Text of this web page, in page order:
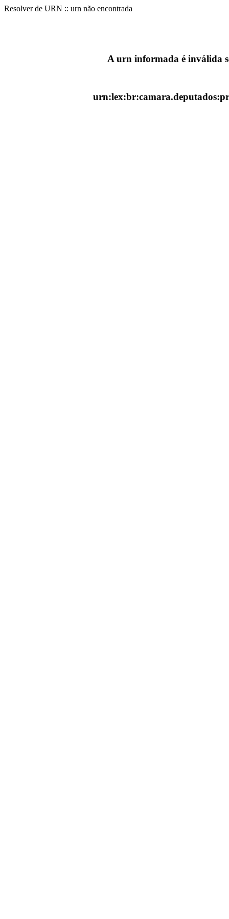
Resolver de URN :: urn não encontrada
A urn informada é inválida